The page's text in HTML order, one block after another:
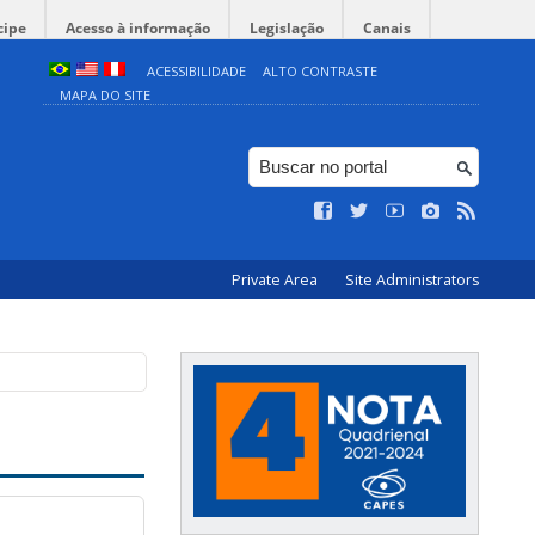
Acesso à informação Legislação Canais
ACESSIBILIDADE
ALTO CONTRASTE
MAPA DO SITE
Private Area Site Administrators